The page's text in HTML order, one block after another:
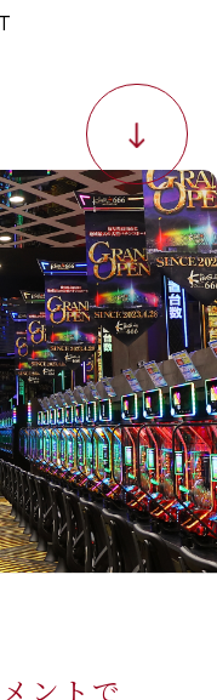
ら
ントで
Royal Group
Royal GroupRoyal GroupRoyal Group
Royal Group